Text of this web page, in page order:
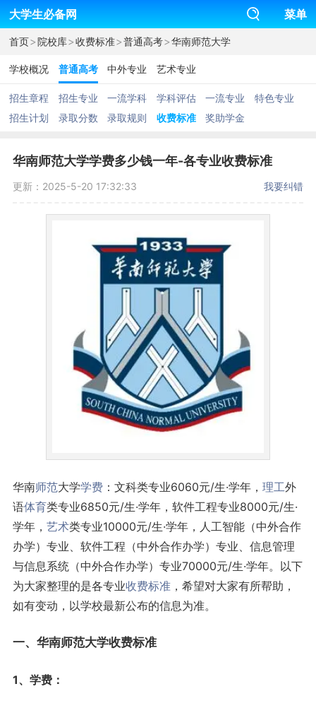
大学生必备网 菜单
首页>院校库>收费标准>普通高考>华南师范大学
学校概况 普通高考 中外专业 艺术专业
招生章程 招生专业 一流学科 学科评估 一流专业
特色专业
招生计划
录取分数 录取规则 收费标准 奖助学金
华南师范大学学费多少钱一年-各专业收费标准
更新：2025-5-20 17:32:33 我要纠错
华南师范大学学费：文科类专业6060元/生·学年， 理工外
语体育类专业6850元/生·学年，软件工程专业8000元/生·
学年， 艺术类专业10000元/生·学年，人工智能（中外合作
办学）专业、软件工程（中外合作办学）专业、信息管理
与信息系统（中外合作办学）专业70000元/生·学年。以下
为大家整理的是各专业收费标准，希望对大家有所帮助，
如有变动，以学校最新公布的信息为准。
一、华南师范大学收费标准
1、学费：